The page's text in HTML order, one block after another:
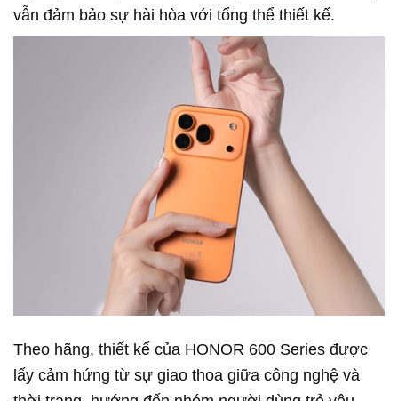
vẫn đảm bảo sự hài hòa với tổng thể thiết kế.
Theo hãng, thiết kế của HONOR 600 Series được
lấy cảm hứng từ sự giao thoa giữa công nghệ và